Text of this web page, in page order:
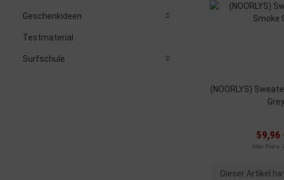
(NOORLYS)
Grey
59,96
Alter Preis:
x
Dieser Artikel
Geschenkideen
Testmaterial
Surfschule